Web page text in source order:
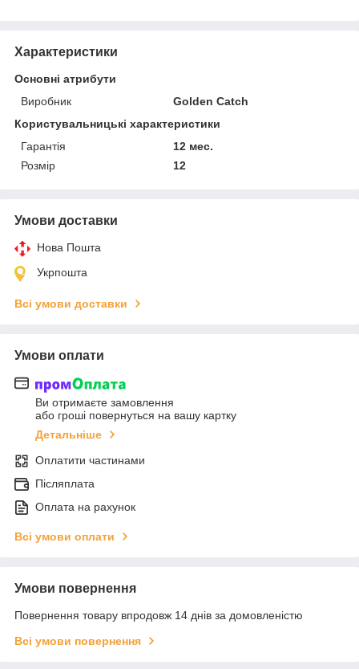
Характеристики
Основні атрибути
Виробник
Golden Catch
Користувальницькі характеристики
Гарантія
12 мес.
Розмір
12
Умови доставки
Нова Пошта
Укрпошта
Всі умови доставки
Умови оплати
Ви отримаєте замовлення
або гроші повернуться на вашу картку
Детальніше
Оплатити частинами
Післяплата
Оплата на рахунок
Всі умови оплати
Умови повернення
Повернення товару впродовж 14 днів за домовленістю
Всі умови повернення